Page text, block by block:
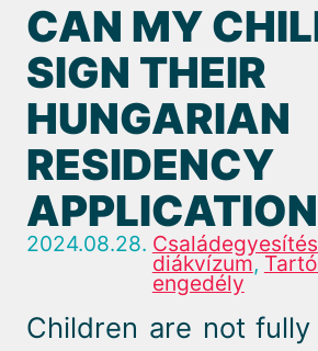
CAN MY
SIGN THEIR
HUNGARIAN
RESIDENCY
2024.08.28.
diákvízum,
engedély
Children are not fully